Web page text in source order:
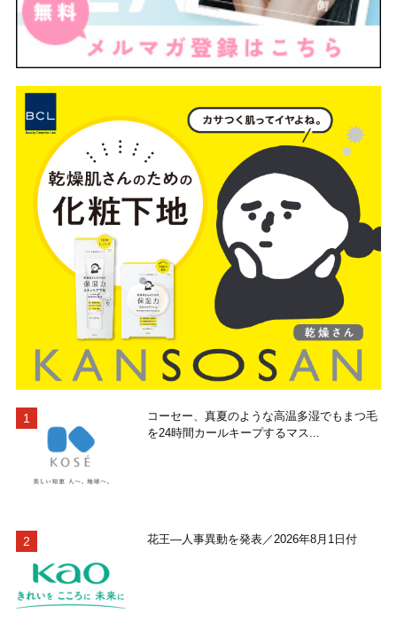
コーセー、真夏のような高温多湿でもまつ毛
を24時間カールキープするマス...
花王―人事異動を発表／2026年8月1日付